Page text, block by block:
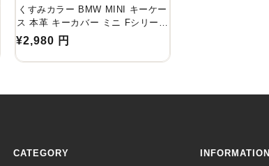
くすみカラー BMW MINI キーケー
ス 本革 キーカバー ミニ Fシリーズ
F60 F56 F55 F54 クーパー クーパ
ーS クロスオーバー COOPER
CROSSOVER キーカバー 専用設計
通
常
¥2,980 円
CATEGORY INFORMATION